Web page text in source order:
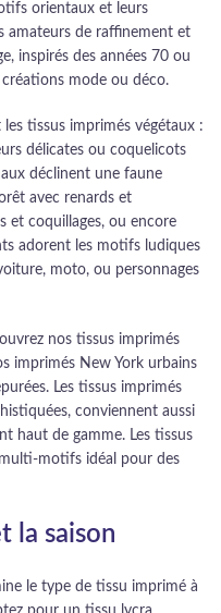
orientaux et leurs
amateurs de raffinement et
inspirés des années 70 ou
mode ou déco.
tissus imprimés végétaux :
délicates ou coquelicots
déclinent une faune
avec renards et
et coquillages, ou encore
adorent les motifs ludiques
moto, ou personnages
nos tissus imprimés
imprimés New York urbains
Les tissus imprimés
conviennent aussi
haut de gamme. Les tissus
motifs idéal pour des
la saison
le type de tissu imprimé à